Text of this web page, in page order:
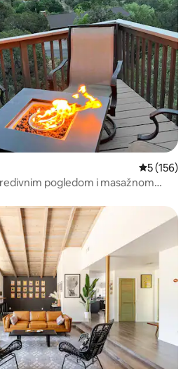
Prosječna
5 (156)
pogledom i masažnom
s oznakom „Odabrali gosti”